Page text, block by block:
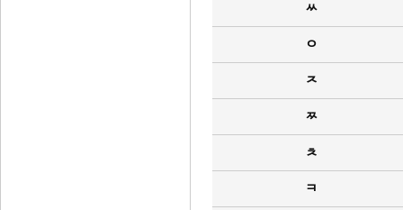
ㅆ
ㅇ
ㅈ
ㅉ
ㅊ
ㅋ